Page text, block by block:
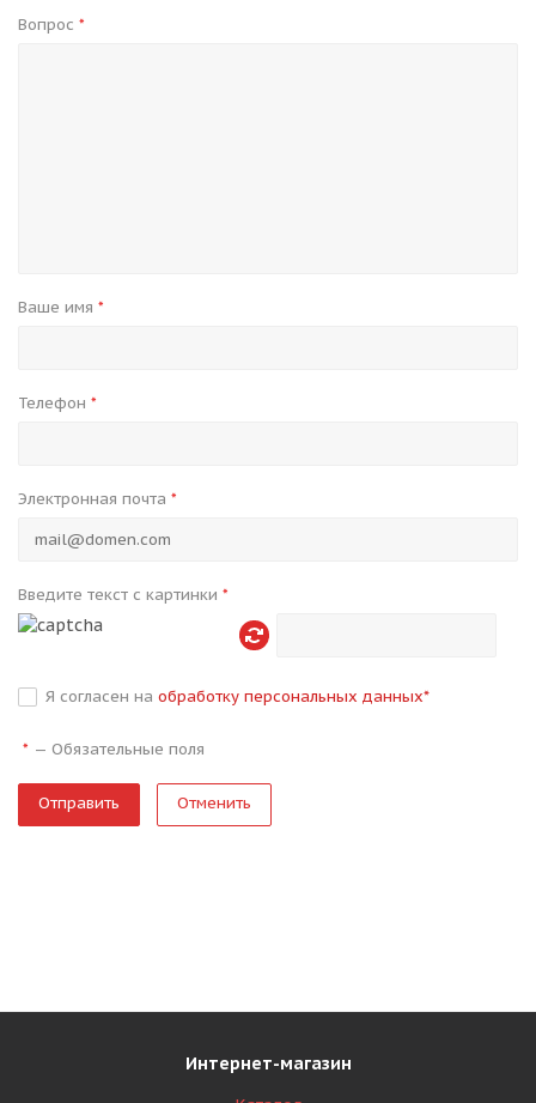
Вопрос *
Ваше имя *
Телефон *
Электронная почта *
Введите текст с картинки *
Я согласен на обработку персональных данных*
* — Обязательные поля
Отменить
Интернет-магазин